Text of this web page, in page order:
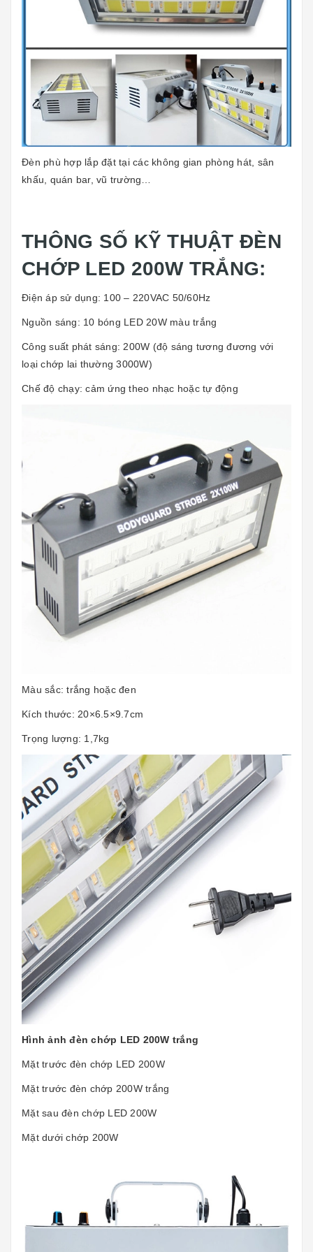
Đèn phù hợp lắp đặt tại các không gian phòng hát, sân
khấu, quán bar, vũ trường…
THÔNG SỐ KỸ THUẬT ĐÈN
CHỚP LED 200W TRẮNG:
Điện áp sử dụng: 100 – 220VAC 50/60Hz
Nguồn sáng: 10 bóng LED 20W màu trắng
Công suất phát sáng: 200W (độ sáng tương đương với
loại chớp lai thường 3000W)
Chế độ chạy: cảm ứng theo nhạc hoặc tự động
Màu sắc: trắng hoặc đen
Kích thước: 20×6.5×9.7cm
Trọng lượng: 1,7kg
Hình ảnh đèn chớp LED 200W trắng
Mặt trước đèn chớp LED 200W
Mặt trước đèn chớp 200W trắng
Mặt sau đèn chớp LED 200W
Mặt dưới chớp 200W